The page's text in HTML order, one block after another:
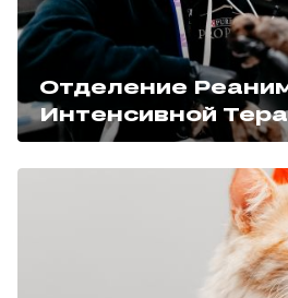
Отделение
Интенсивной